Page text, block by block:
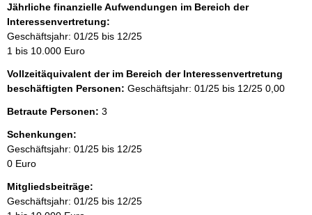
Jährliche finanzielle Aufwendungen im Bereich der
Interessenvertretung:
Geschäftsjahr: 01/25 bis 12/25
1 bis 10.000 Euro
Vollzeitäquivalent der im Bereich der Interessenvertretung
beschäftigten Personen: Geschäftsjahr: 01/25 bis 12/25 0,00
Betraute Personen: 3
Schenkungen:
Geschäftsjahr: 01/25 bis 12/25
0 Euro
Mitgliedsbeiträge:
Geschäftsjahr: 01/25 bis 12/25